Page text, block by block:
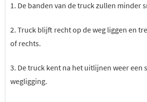
1. De banden van de truck zullen minder
2. Truck blijft recht op de weg liggen en
of rechts.
3. De truck kent na het uitlijnen weer een
wegligging.